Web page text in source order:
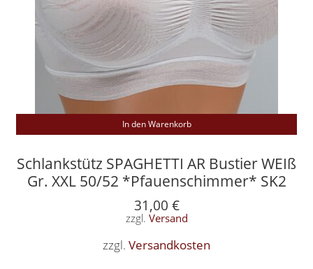
Schlankstütz SPAGHETTI AR Bustier WEIß
Gr. XXL 50/52 *Pfauenschimmer* SK2
31,00 €
zzgl. Versand
zzgl. Versandkosten
In den Warenkorb